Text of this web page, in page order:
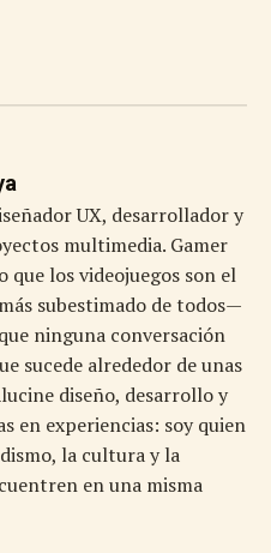
UX, desarrollador y
multimedia. Gamer
que los videojuegos son el
subestimado de todos—
ninguna conversación
sucede alrededor de unas
diseño, desarrollo y
en experiencias: soy quien
la cultura y la
en una misma